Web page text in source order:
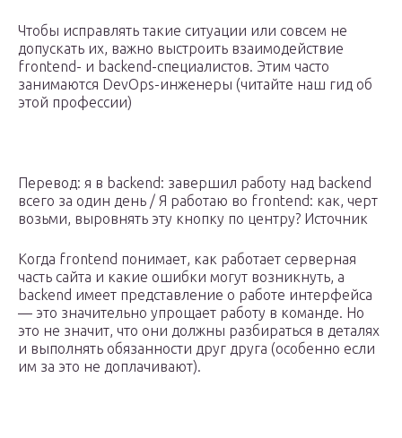
Чтобы исправлять такие ситуации или совсем не
допускать их, важно выстроить взаимодействие
frontend- и backend-специалистов. Этим часто
занимаются DevOps-инженеры (читайте наш гид об
этой профессии)
Перевод: я в backend: завершил работу над backend
всего за один день / Я работаю во frontend: как, черт
возьми, выровнять эту кнопку по центру? Источник
Когда frontend понимает, как работает серверная
часть сайта и какие ошибки могут возникнуть, а
backend имеет представление о работе интерфейса
— это значительно упрощает работу в команде. Но
это не значит, что они должны разбираться в деталях
и выполнять обязанности друг друга (особенно если
им за это не доплачивают).